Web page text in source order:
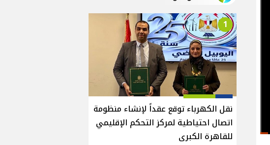
1
نقل الكهرباء توقع عقداً لإنشاء منظومة
اتصال احتياطية لمركز التحكم الإقليمي
للقاهرة الكبرى